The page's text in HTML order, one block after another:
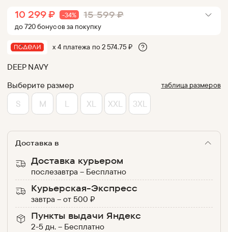
10 299 ₽ -34% 15 599 ₽
до720бонусовза покупку
х 4 платежа по2 574.75₽
DEEP NAVY
Выберите размер
таблица размеров
S M L XL XXL 3XL
Доставка в
Доставка курьером
послезавтра – Бесплатно
Курьерская-Экспресс
завтра –от500 ₽
Пункты выдачи Яндекс
2-5 дн. – Бесплатно